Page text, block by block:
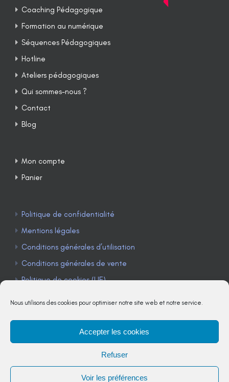
Nous utilisons des cookies pour optimiser notre site web et notre service.
Accepter les cookies
Refuser
Voir les préférences
Coaching Pédagogique
Formation au numérique
Séquences Pédagogiques
Hotline
Ateliers pédagogiques
Qui sommes-nous ?
Contact
Blog
Mon compte
Panier
Politique de confidentialité
Mentions légales
Conditions générales d’utilisation
Conditions générales de vente
Politique de cookies (UE)
TÉLÉPHONE : 04 90 85 22 98